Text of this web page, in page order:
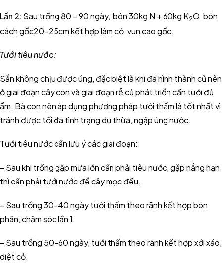
Lần 2: Sau trồng 80 – 90 ngày, bón 30kg N + 60kg K2O, bón
cách gốc20-25cm kết hợp làm cỏ, vun cao gốc.
Tưới tiêu nước:
Sắn không chịu được úng, đặc biệt là khi đã hình thành củ nên
ở giai đoạn cây con và giai đoạn rễ củ phát triển cần tưới đủ
ẩm. Bà con nên áp dụng phương pháp tưới thấm là tốt nhất vì
tránh được tối đa tình trạng dư thừa, ngập úng nước.
Tưới tiêu nước cần lưu ý các giai đoạn:
– Sau khi trồng gặp mưa lớn cần phải tiêu nước, gặp nắng hạn
thì cần phải tưới nước để cây mọc đều.
– Sau trồng 30-40 ngày tưới thấm theo rãnh kết hợp bón
phân, chăm sóc lần 1.
– Sau trồng 50-60 ngày, tưới thấm theo rãnh kết hợp xới xáo,
diệt cỏ.